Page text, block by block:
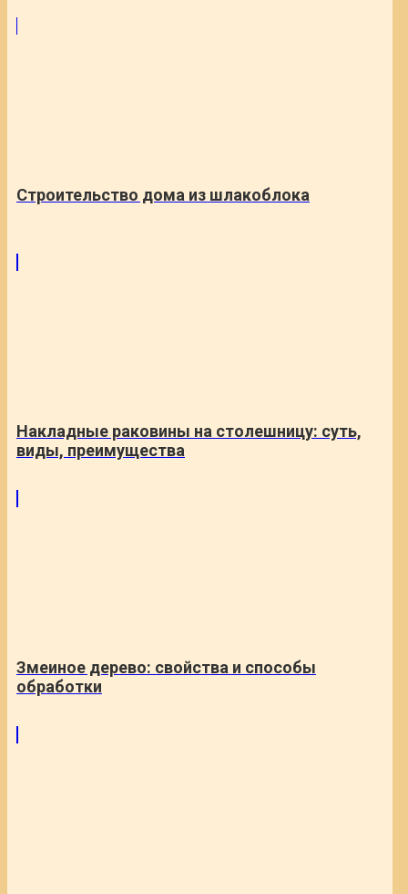
Cтроительство дома из шлакоблока
Накладные раковины на столешницу: суть,
виды, преимущества
Змеиное дерево: свойства и способы
обработки